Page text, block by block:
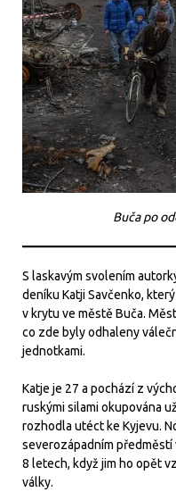
Buča po
S laskavým svolením
deníku Katji Savčenko,
v krytu ve městě Buča.
co zde byly odhaleny
jednotkami.
Katje je 27 a pochází z
ruskými silami okupována
rozhodla utéct ke Kyjevu.
severozápadním předměstí
8 letech, když jim ho opět
války.